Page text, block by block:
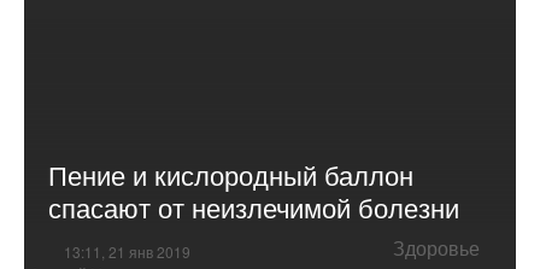
Пение и кислородный баллон
спасают от неизлечимой болезни
13:11, 21 янв 2019 Здоровье